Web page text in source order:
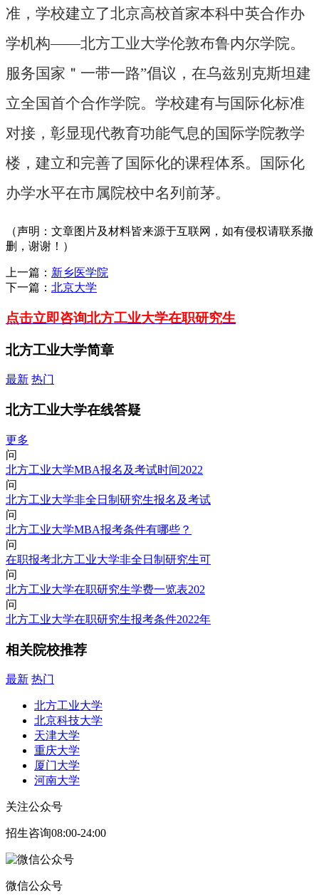
准，学校建立了北京高校首家本科中英合作办
学机构——北方工业大学伦敦布鲁内尔学院。
服务国家＂一带一路”倡议，在乌兹别克斯坦建
立全国首个合作学院。学校建有与国际化标准
对接，彰显现代教育功能气息的国际学院教学
楼，建立和完善了国际化的课程体系。国际化
办学水平在市属院校中名列前茅。
（声明：文章图片及材料皆来源于互联网，如有侵权请联系撤
删，谢谢！）
上一篇： 新乡医学院
下一篇： 北京大学
点击立即咨询北方工业大学在职研究生
北方工业大学简章
最新 热门
北方工业大学在线答疑
更多
问
北方工业大学MBA报名及考试时间2022
问
北方工业大学非全日制研究生报名及考试
问
北方工业大学MBA报考条件有哪些？
问
在职报考北方工业大学非全日制研究生可
问
北方工业大学在职研究生学费一览表202
问
北方工业大学在职研究生报考条件2022年
相关院校推荐
最新 热门
北方工业大学
北京科技大学
天津大学
重庆大学
厦门大学
河南大学
关注公众号
招生咨询08:00-24:00
微信公众号